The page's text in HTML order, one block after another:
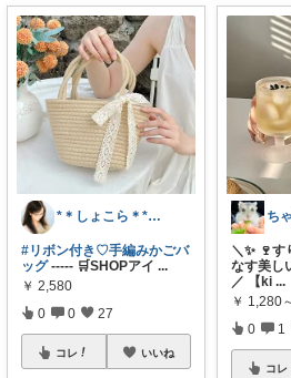
*＊しょこら＊*朝コレ
#リボン付き♡手編みかごバ
ッグ----- 🛒SHOPアイ ...
￥ 2,580
0 0 27
コレ いいね
＼✨ 🍷す
なす美し
／ 【ki ...
￥ 1,280
0 1
コレ